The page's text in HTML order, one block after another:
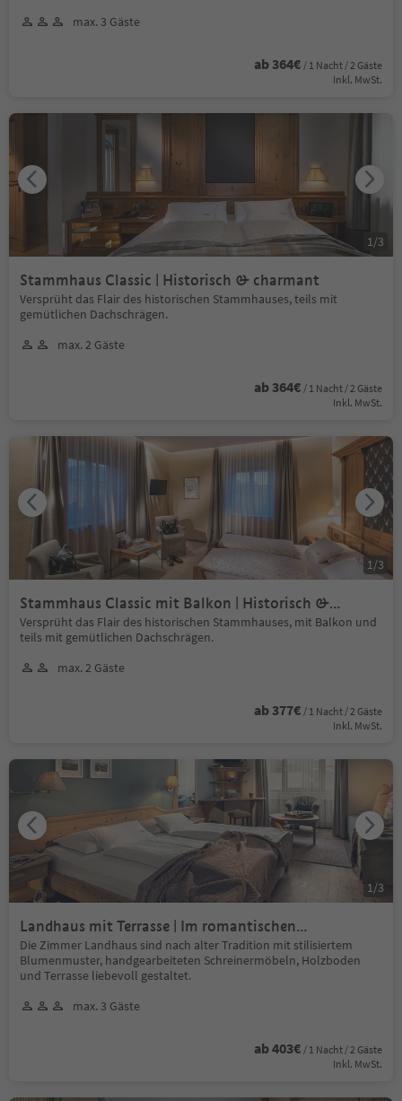
max. 3 Gäste
ab 364€ / 1 Nacht / 2 Gäste
Inkl. MwSt.
Stammhaus Classic | Historisch & charmant
Versprüht das Flair des historischen Stammhauses, teils mit
gemütlichen Dachschrägen.
max. 2 Gäste
ab 364€ / 1 Nacht / 2 Gäste
Inkl. MwSt.
1 /3
Stammhaus Classic mit Balkon | Historisch &
charmant
Versprüht das Flair des historischen Stammhauses, mit Balkon und
teils mit gemütlichen Dachschrägen.
max. 2 Gäste
ab 377€ / 1 Nacht / 2 Gäste
Inkl. MwSt.
1/3
Landhaus mit Terrasse | Im romantischen
Landhausflair
Die Zimmer Landhaus sind nach alter Tradition mit stilisiertem
Blumenmuster, handgearbeiteten Schreinermöbeln, Holzboden
und Terrasse liebevoll gestaltet.
max. 3 Gäste
ab 403€ / 1 Nacht / 2 Gäste
Inkl. MwSt.
1/3